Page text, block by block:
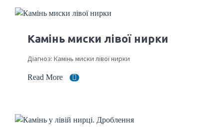
Камінь миски лівої нирки
Діагноз: Камінь миски лівої нирки
Read More